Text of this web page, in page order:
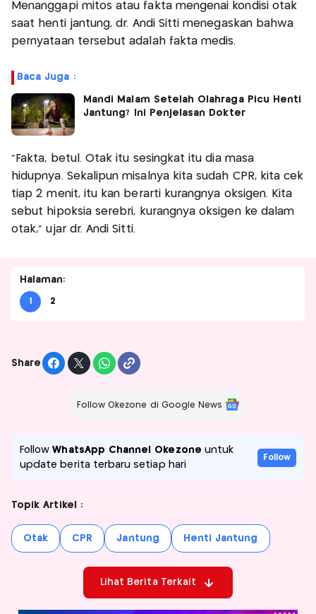
Menanggapi mitos atau fakta mengenai kondisi otak
saat henti jantung, dr. Andi Sitti menegaskan bahwa
pernyataan tersebut adalah fakta medis.
Baca Juga :
Mandi Malam Setelah Olahraga Picu Henti
Jantung? Ini Penjelasan Dokter
“Fakta, betul. Otak itu sesingkat itu dia masa
hidupnya. Sekalipun misalnya kita sudah CPR, kita cek
tiap 2 menit, itu kan berarti kurangnya oksigen. Kita
sebut hipoksia serebri, kurangnya oksigen ke dalam
otak,” ujar dr. Andi Sitti.
Halaman:
1 2
Share
Follow Okezone di Google News
FollowWhatsApp Channel Okezone untuk
update berita terbaru setiap hari
Follow
Topik Artikel :
Otak CPR Jantung Henti Jantung
Lihat Berita Terkait